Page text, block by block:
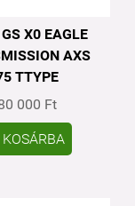
X0 EAGLE
AXS
TTYPE
000 Ft
KOSÁRBA